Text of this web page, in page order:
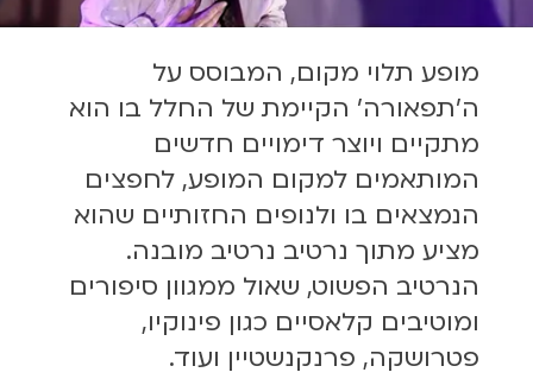
מופע תלוי מקום, המבוסס על
ה'תפאורה' הקיימת של החלל בו הוא
מתקיים ויוצר דימויים חדשים
המותאמים למקום המופע, לחפצים
הנמצאים בו ולנופים החזותיים שהוא
מציע מתוך נרטיב נרטיב מובנה.
הנרטיב הפשוט, שאול ממגוון סיפורים
ומוטיבים קלאסיים כגון פינוקיו,
פטרושקה, פרנקנשטיין ועוד.